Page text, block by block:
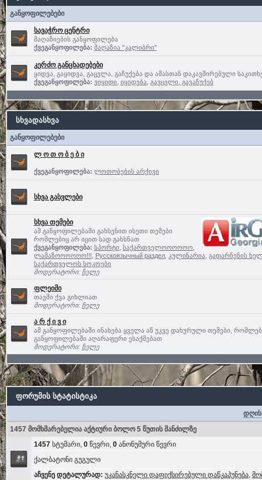
განყოფილებები
სავაჭრო ცენტრი
მაღაზიების განყოფილება
ქვეგანყოფილება: მაღაზია "კალიბრი"
კერძო განცხადებები
ყიდვა, გაყიდვა, გაცვლა, გაჩუქება და ამასთან დაკავშირებული
ქვეგანყოფილება: ვიყიდი იყიდება გავცვლი, გავაჩუქებ
სხვადასხვა
განყოფილებები
ლ ო თ ო ბ ე ბ ი
ქვეგანყოფილება: ლოთობების არქივი
სხვა გასვლები
სხვა თემები
ამ განყოფილებაში გახსენით ისეთი თემები
რომლებიც არ იცით სად გახსნათ
ქვეგანყოფილება: სპორტი საქართველოოოოოო,
ლამაზოოოოოო!!!
Русскоязычный раздел, კულინარია გადარჩენის
საქართველოს სოკოები
მოდერატორი: ჩელე
ფლეიმი
თავში ქვა გიხლიათ
მოდერატორი: ჩელე
ა რ ქ ი ვ ი
ამ განყოფილებაში ინახება ყველა აწ უკვე დახურული თემები,
განყოფილებაში აღარაფერი ესაქმებათ
მოდერატორი: ჩელე
ფორუმის სტატისტიკა
დღის
1457 მომხმარებელია აქტიური ბოლო 5 წუთის მანძილზე
1457სტუმარი, 0წევრი, 0ანონუმური წევრი
ქალბატონი გუგული
აჩვენე დეტალურად: უკანასკნელი დაფიქსირებული დაწკაპუნება,